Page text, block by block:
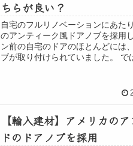
ちらが良い？
自宅のフルリノベーションにあた
のアンティーク風ドアノブを採用
ン前の自宅のドアのほとんどには
ブが取り付けられていました。 で
【輸入建材】アメリカの
ドのドアノブを採用